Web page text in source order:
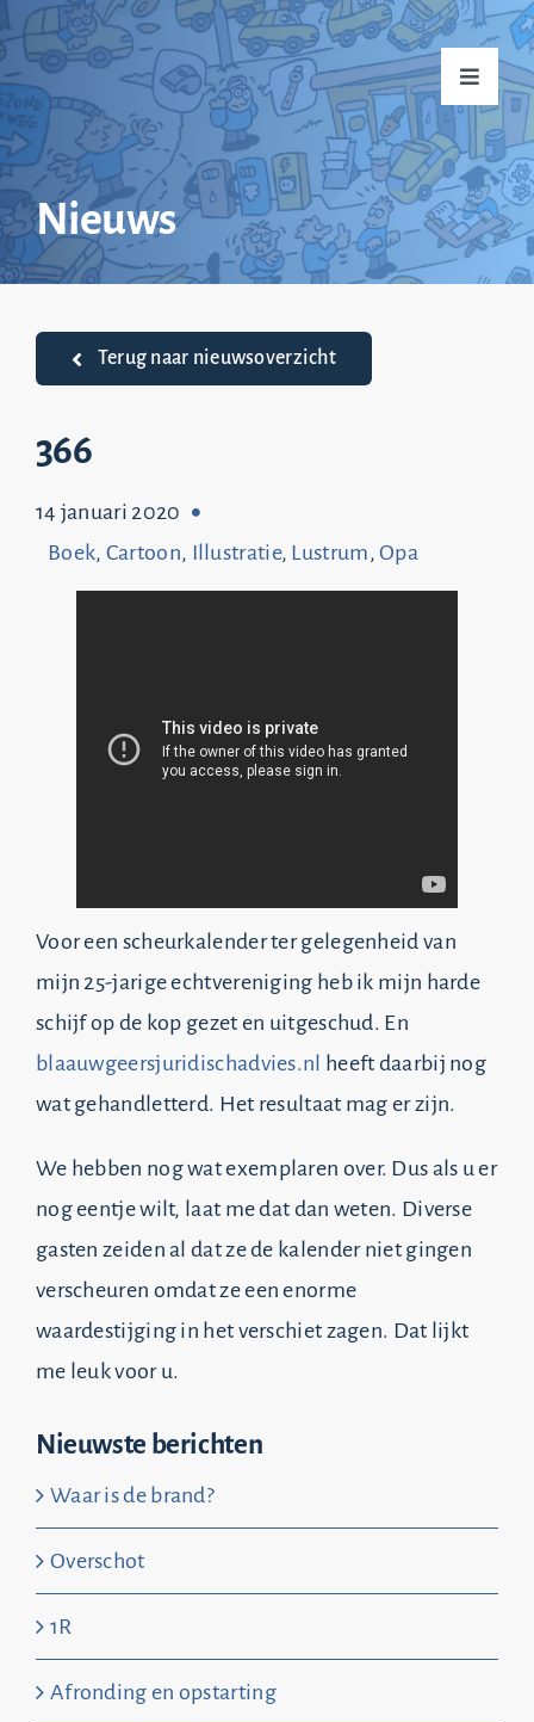
naar
inhoud
Toggle
Home
Over mij
Praktijkvoorbeelden
Nieuws
Top 20
Nieuws
Terug naar nieuwsoverzicht
366
14 januari 2020
Boek, Cartoon, Illustratie, Lustrum,Opa
Voor een scheurkalender ter gelegenheid van
mijn 25-jarige echtvereniging heb ik mijn harde
schijf op de kop gezet en uitgeschud. En
blaauwgeersjuridischadvies.nl
heeft daarbij nog
wat gehandletterd. Het resultaat mag er zijn.
We hebben nog wat exemplaren over. Dus als u er
nog eentje wilt, laat me dat dan weten. Diverse
gasten zeiden al dat ze de kalender niet gingen
verscheuren omdat ze een enorme
waardestijging in het verschiet zagen. Dat lijkt
me leuk voor u.
Nieuwste berichten
Waar is de brand?
Overschot
1R
Afronding en opstarting